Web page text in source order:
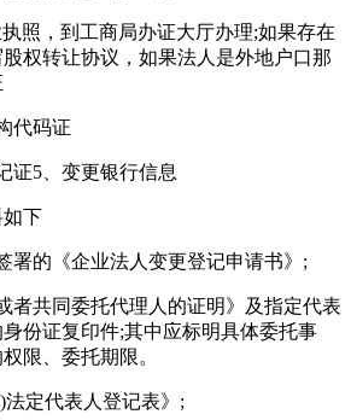
执照，到工商局办证大厅办理;如果存在
权转让协议，如果法人是外地户口那
代码证
证5、变更银行信息
下
署的《企业法人变更登记申请书》;
者共同委托代理人的证明》及指定代表
份证复印件;其中应标明具体委托事
限、委托期限。
定代表人登记表》;